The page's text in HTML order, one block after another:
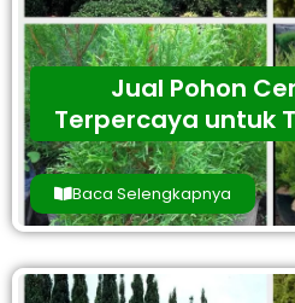
Jual Pohon
Terpercaya untuk
Baca Selengkapnya